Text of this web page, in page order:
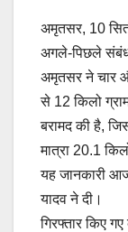
अमृतसर, 10
अगले-पिछले
अमृतसर ने चार
से 12 किलो
बरामद की है,
मात्रा 20.1
यह जानकारी
यादव ने दी।
गिरफ्तार किए